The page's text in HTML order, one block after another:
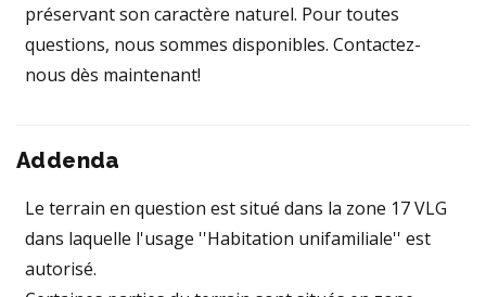
préservant son caractère naturel. Pour toutes
questions, nous sommes disponibles. Contactez-
nous dès maintenant!
Addenda
Le terrain en question est situé dans la zone 17 VLG
dans laquelle l'usage ''Habitation unifamiliale'' est
autorisé.